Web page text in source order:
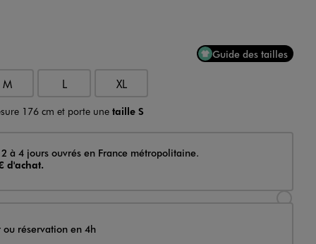
Guide des tailles
M L XL
176 cm et porte unetaille S
à 4 jours ouvrés en France métropolitaine.
d'achat.
ou réservation en 4h